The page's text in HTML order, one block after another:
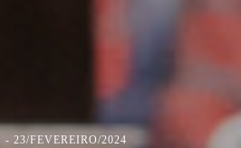
23/FEVEREIRO/2024